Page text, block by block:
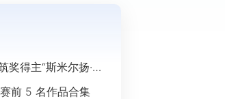
得主“斯米尔扬·拉
前 5 名作品合集